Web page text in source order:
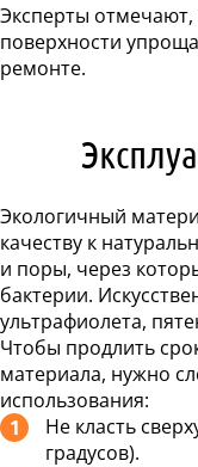
Эксперты
поверхности
ремонте.
Экологичный
качеству к
и поры, через
бактерии.
ультрафиолета,
Чтобы продлить
материала, нужно
использования:
Не класть
градусов).